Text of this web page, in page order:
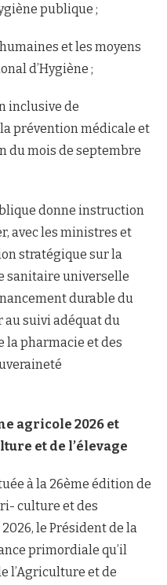
publique ;
et les moyens
d’Hygiène ;
inclusive de
prévention médicale et
du mois de septembre
donne instruction
avec les ministres et
stratégique sur la
sanitaire universelle
durable du
au suivi adéquat du
la pharmacie et des
agricole 2026 et
et de l’élevage
à la 26ème édition de
culture et des
le Président de la
primordiale qu’il
l’Agriculture et de